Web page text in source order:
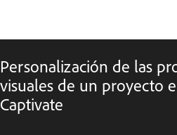
Personalización de las
visuales de un proyecto
Captivate